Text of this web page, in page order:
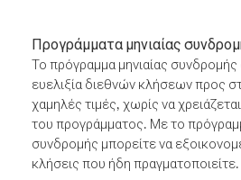
Προγράμματα μηνιαίας
Το πρόγραμμα μηνιαίας
ευελιξία διεθνών κλήσεων προς
χαμηλές τιμές, χωρίς να
του προγράμματος. Με το
συνδρομής μπορείτε να
κλήσεις που ήδη πραγματοποιείτε.